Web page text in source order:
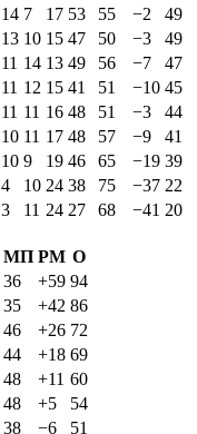
14 7 17 53 55 −2
49
13 10 15 47 50 −3
49
11 14 13 49 56 −7
47
11 12 15 41 51 −10 45
11 11 16 48 51 −3
44
10 11 17 48 57 −9
41
10 9 19 46 65 −19 39
4 10 24 38 75 −37 22
3 11 24 27 68 −41 20
МП РМ О
36 +59 94
35 +42 86
46 +26 72
44 +18 69
48 +11 60
48 +5
54
38 −6
51